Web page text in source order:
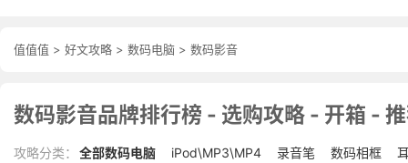
值值值 > 好文攻略 > 数码电脑 > 数码影音
数码影音品牌排行榜 - 选购攻略 - 开箱 -
攻略分类： 全部数码电脑 iPod\MP3\MP4 录音笔 数码相框